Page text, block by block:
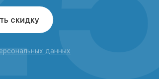
скидку
данных